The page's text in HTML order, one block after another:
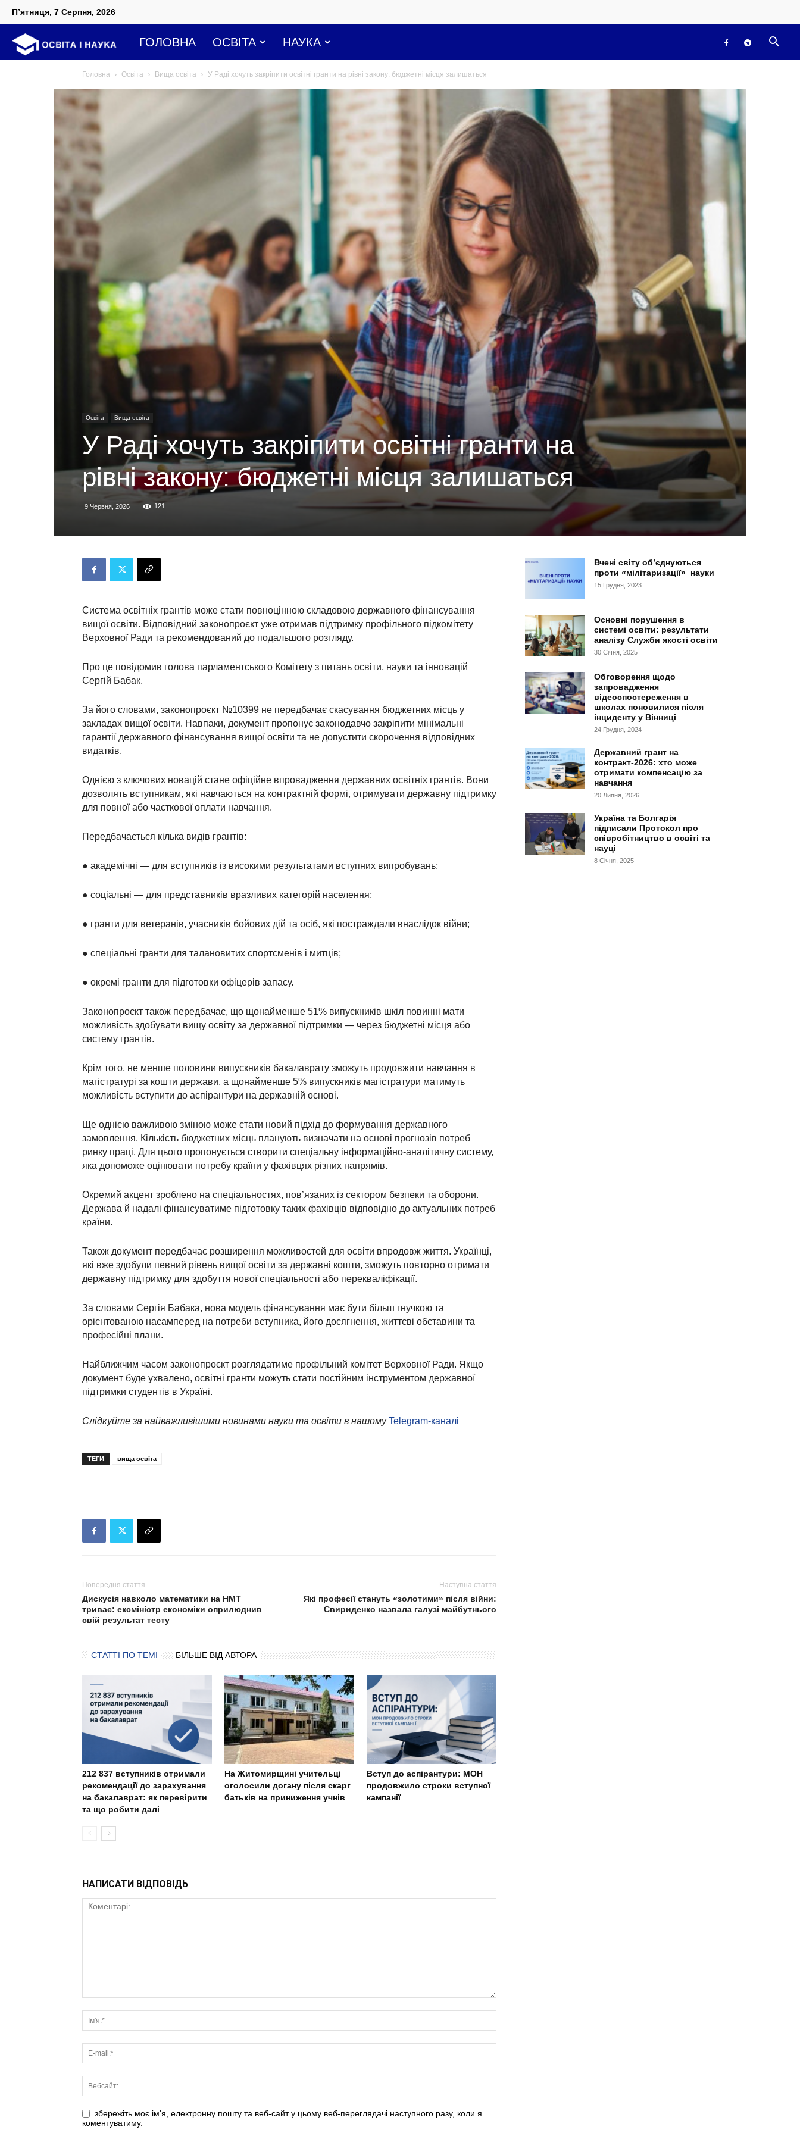
П’ятниця, 7 Серпня, 2026
Освіта
і
ГОЛОВНА ОСВІТА НАУКА
Головна Освіта Вища освіта У Раді хочуть закріпити освітні гранти на рівні закону: бюджетні місця залишаться
Освіта Вища освіта
У Раді хочуть закріпити освітні гранти на
рівні закону: бюджетні місця залишаться
9 Червня, 2026 121
Система освітніх грантів може стати повноцінною складовою державного фінансування
вищої освіти. Відповідний законопроєкт уже отримав підтримку профільного підкомітету
Верховної Ради та рекомендований до подальшого розгляду.
Про це повідомив голова парламентського Комітету з питань освіти, науки та інновацій
Сергій Бабак.
За його словами, законопроєкт №10399 не передбачає скасування бюджетних місць у
закладах вищої освіти. Навпаки, документ пропонує законодавчо закріпити мінімальні
гарантії державного фінансування вищої освіти та не допустити скорочення відповідних
видатків.
Однією з ключових новацій стане офіційне впровадження державних освітніх грантів. Вони
дозволять вступникам, які навчаються на контрактній формі, отримувати державну підтримку
для повної або часткової оплати навчання.
Передбачається кілька видів грантів:
● академічні — для вступників із високими результатами вступних випробувань;
● соціальні — для представників вразливих категорій населення;
● гранти для ветеранів, учасників бойових дій та осіб, які постраждали внаслідок війни;
● спеціальні гранти для талановитих спортсменів і митців;
● окремі гранти для підготовки офіцерів запасу.
Законопроєкт також передбачає, що щонайменше 51% випускників шкіл повинні мати
можливість здобувати вищу освіту за державної підтримки — через бюджетні місця або
систему грантів.
Крім того, не менше половини випускників бакалаврату зможуть продовжити навчання в
магістратурі за кошти держави, а щонайменше 5% випускників магістратури матимуть
можливість вступити до аспірантури на державній основі.
Ще однією важливою зміною може стати новий підхід до формування державного
замовлення. Кількість бюджетних місць планують визначати на основі прогнозів потреб
ринку праці. Для цього пропонується створити спеціальну інформаційно-аналітичну систему,
яка допоможе оцінювати потребу країни у фахівцях різних напрямів.
Окремий акцент зроблено на спеціальностях, пов’язаних із сектором безпеки та оборони.
Держава й надалі фінансуватиме підготовку таких фахівців відповідно до актуальних потреб
країни.
Також документ передбачає розширення можливостей для освіти впродовж життя. Українці,
які вже здобули певний рівень вищої освіти за державні кошти, зможуть повторно отримати
державну підтримку для здобуття нової спеціальності або перекваліфікації.
За словами Сергія Бабака, нова модель фінансування має бути більш гнучкою та
орієнтованою насамперед на потреби вступника, його досягнення, життєві обставини та
професійні плани.
Найближчим часом законопроєкт розглядатиме профільний комітет Верховної Ради. Якщо
документ буде ухвалено, освітні гранти можуть стати постійним інструментом державної
підтримки студентів в Україні.
Слідкуйте за найважливішими новинами науки та освіти в нашомуTelegram-каналі
ТЕГИ вища освіта
Попередня стаття
Дискусія навколо математики на НМТ
триває: ексміністр економіки оприлюднив
свій результат тесту
Наступна стаття
Які професії стануть «золотими» після війни:
Свириденко назвала галузі майбутнього
СТАТТІ ПО ТЕМІ БІЛЬШЕ ВІД АВТОРА
212 837 вступників отримали
рекомендації до зарахування
на бакалаврат: як перевірити
та що робити далі
На Житомирщині учительці
оголосили догану після скарг
батьків на приниження учнів
Вступ до аспірантури: МОН
продовжило строки вступної
кампанії
НАПИСАТИ ВІДПОВІДЬ
збережіть моє ім'я, електронну пошту та веб-сайт у цьому веб-переглядачі наступного разу, коли я
коментуватиму.
Вчені світу об’єднуються
проти «мілітаризації» науки
15 Грудня, 2023
Основні порушення в
системі освіти: результати
аналізу Служби якості освіти
30 Січня, 2025
Обговорення щодо
запровадження
відеоспостереження в
школах поновилися після
інциденту у Вінниці
24 Грудня, 2024
Державний грант на
контракт-2026: хто може
отримати компенсацію за
навчання
20 Липня, 2026
Україна та Болгарія
підписали Протокол про
співробітництво в освіті та
науці
8 Січня, 2025